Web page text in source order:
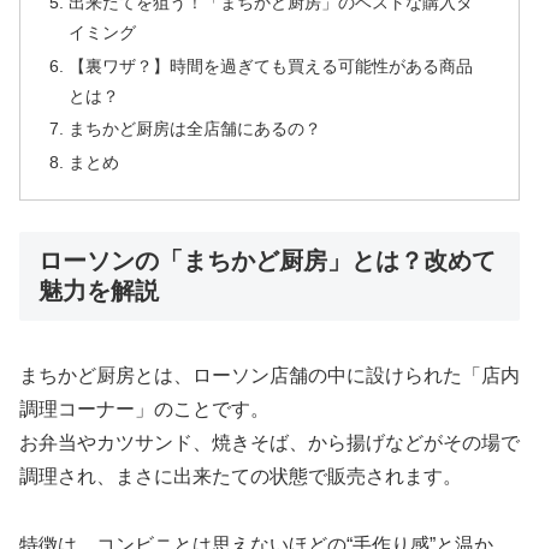
イミング
【裏ワザ？】時間を過ぎても買える可能性がある商品
とは？
まちかど厨房は全店舗にあるの？
まとめ
ローソンの「まちかど厨房」とは？改めて
魅力を解説
まちかど厨房とは、ローソン店舗の中に設けられた「店内
調理コーナー」のことです。
お弁当やカツサンド、焼きそば、から揚げなどがその場で
調理され、まさに出来たての状態で販売されます。
特徴は、コンビニとは思えないほどの“手作り感”と温か